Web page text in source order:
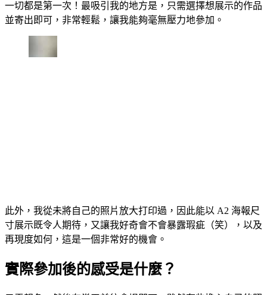
一切都是第一次！最吸引我的地方是，只需選擇想展示的作品
並寄出即可，非常輕鬆，讓我能夠毫無壓力地參加。
此外，我從未將自己的照片放大打印過，因此能以 A2 海報尺
寸展示既令人期待，又讓我好奇會不會暴露瑕疵（笑），以及
再現度如何，這是一個非常好的機會。
實際參加後的感受是什麼？